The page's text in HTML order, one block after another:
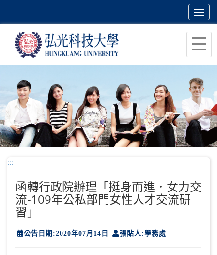
主
容
區
塊
:::
函轉行政院辦理「挺身而進．女力交
流-109年公私部門女性人才交流研
習」
公告日期:2020年07月14日 張貼人:學務處